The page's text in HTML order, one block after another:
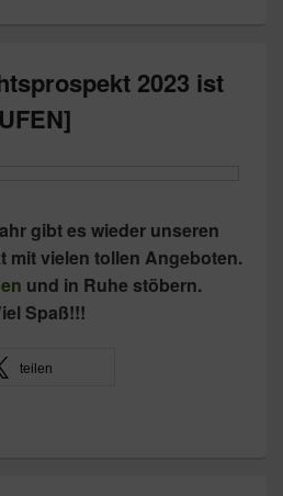
2023 ist
gibt es wieder unseren
mit vielen tollen Angeboten.
und in Ruhe stöbern.
Spaß!!!
teilen